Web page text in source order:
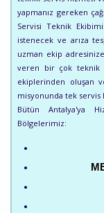
yapmanız gereken
Servisi Teknik
istenecek ve arıza
uzman ekip
veren bir çok teknik
ekiplerinden oluşan
misyonunda tek servis
Bütün Antalya'ya
Bölgelerimiz: